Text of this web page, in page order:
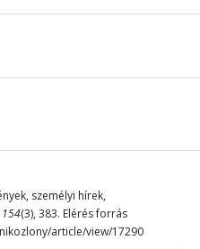
személyi hírek,
154(3), 383. Elérés forrás
article/view/17290